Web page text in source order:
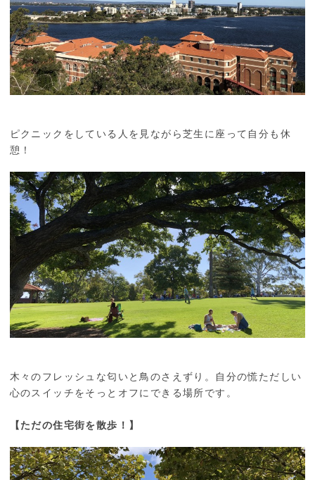
ピクニックをしている人を見ながら芝生に座って自分も休
憩！
木々のフレッシュな匂いと鳥のさえずり。自分の慌ただしい
心のスイッチをそっとオフにできる場所です。
【ただの住宅街を散歩！】